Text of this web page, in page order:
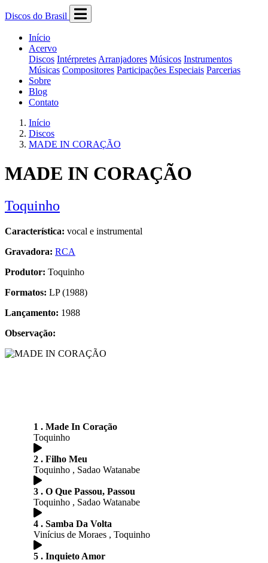
Discos do Brasil
Início
Acervo
Discos Intérpretes Arranjadores Músicos Instrumentos
Músicas Compositores Participações Especiais Parcerias
Sobre
Blog
Contato
Início
Discos
MADE IN CORAÇÃO
MADE IN CORAÇÃO
Toquinho
Característica: vocal e instrumental
Gravadora: RCA
Produtor: Toquinho
Formatos: LP (1988)
Lançamento: 1988
Observação:
1 . Made In Coração
Toquinho
2 . Filho Meu
Toquinho , Sadao Watanabe
3 . O Que Passou, Passou
Toquinho , Sadao Watanabe
4 . Samba Da Volta
Vinícius de Moraes , Toquinho
5 . Inquieto Amor